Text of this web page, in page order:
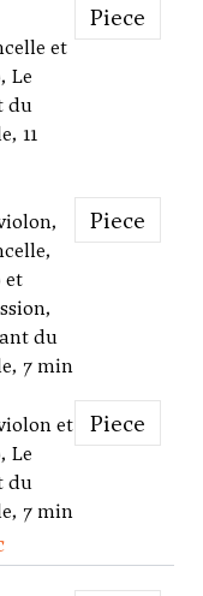
et
Le
du
11
Piece
et
du
7 min
Piece
et
Le
du
7 min
Piece